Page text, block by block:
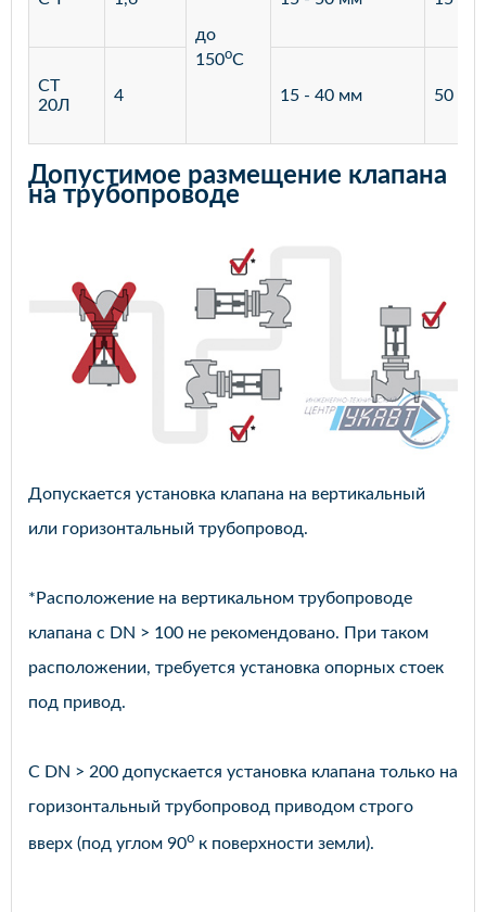
до
150oС
СТ
20Л
4 15 - 40 мм 50 -
Допустимое размещение клапана
на трубопроводе
Допускается установка клапана на вертикальный
или горизонтальный трубопровод.
*Расположение на вертикальном трубопроводе
клапана с DN > 100 не рекомендовано. При таком
расположении, требуется установка опорных стоек
под привод.
С DN > 200 допускается установка клапана только на
горизонтальный трубопровод приводом строго
вверх (под углом 90o к поверхности земли).